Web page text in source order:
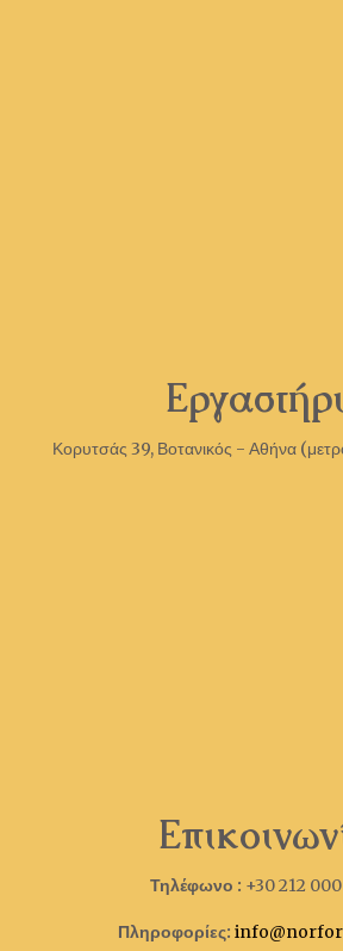
Κορυτσάς 39, Βοτανικός - Αθήνα
Τηλέφωνο : +30 212
Πληροφορίες: